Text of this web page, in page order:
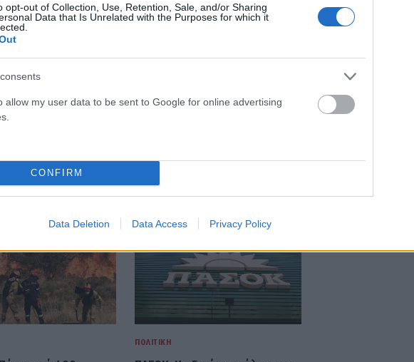
opt-out of Collection, Use, Retention, Sale, and/or Sharing
Data that Is Unrelated with the Purposes for which it
allow my user data to be sent to Google for online advertising
CONFIRM
Data Deletion Data Access Privacy Policy
οικογένειές τους και τον ευρωπαϊκό πολιτισμό
ΠΟΛΙΤΙΚΉ